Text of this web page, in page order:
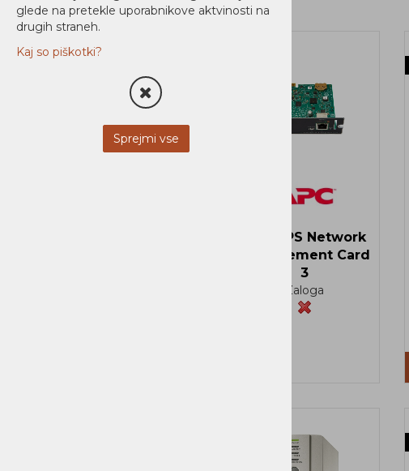
STREŽNIKI
MOBILNA OPREMA
NI KATEGORIZIRANO
APC UPS Network
Management Card
3
Zaloga
glede na pretekle uporabnikove aktvinosti na
drugih straneh.
Kaj so piškotki?
Sprejmi vse